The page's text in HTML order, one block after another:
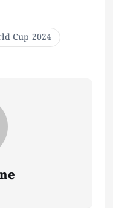
Cup 2024